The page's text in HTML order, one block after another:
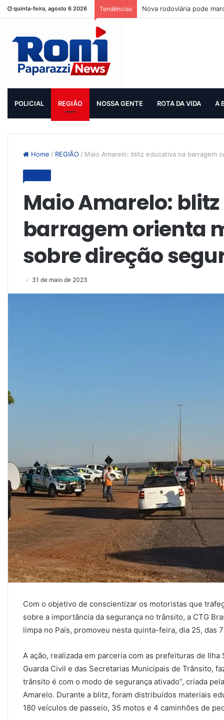
quinta-feira, agosto 6 2026 Tendências Nova rodoviária pode
POLICIAL REGIÃO NOSSA GENTE ROTA DA VIDA A
Home / REGIÃO / Maio Amarelo: blitz educativa na barragem
Maio Amarelo:
barragem orienta
sobre direção
31 de maio de 2023
Com o objetivo de conscientizar os motoristas que
sobre a importância da segurança no trânsito, a CTG
limpa no País, promoveu nesta quinta-feira, dia 25, das
A ação, realizada em parceria com as prefeituras de
Guarda Civil e das Secretarias Municipais de Trânsito,
trânsito é com o modo de segurança ativado”, criada
Amarelo. Durante a blitz, foram distribuídos materiais
180 veículos de passeio, 35 motos e 4 caminhões de